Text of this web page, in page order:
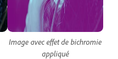
Image avec effet de bichromie
appliqué